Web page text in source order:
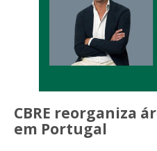
CBRE reorganiza
em Portugal